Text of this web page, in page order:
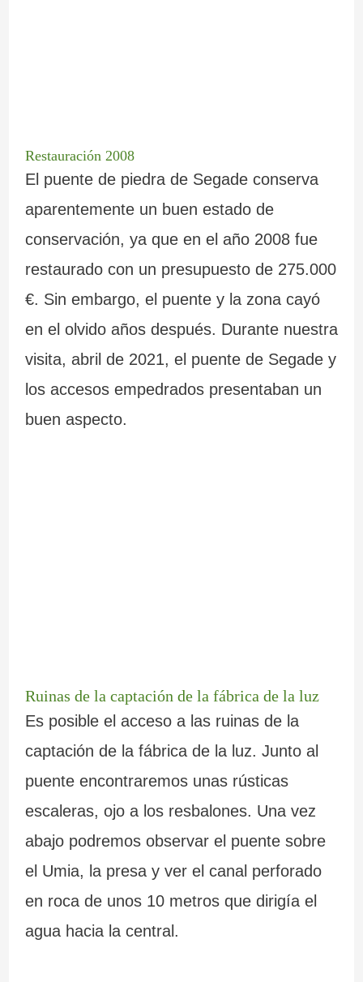
Restauración 2008
El puente de piedra de Segade conserva
aparentemente un buen estado de
conservación, ya que en el año 2008 fue
restaurado con un presupuesto de 275.000
€. Sin embargo, el puente y la zona cayó
en el olvido años después. Durante nuestra
visita, abril de 2021, el puente de Segade y
los accesos empedrados presentaban un
buen aspecto.
Ruinas de la captación de la fábrica de la luz
Es posible el acceso a las ruinas de la
captación de la fábrica de la luz. Junto al
puente encontraremos unas rústicas
escaleras, ojo a los resbalones. Una vez
abajo podremos observar el puente sobre
el Umia, la presa y ver el canal perforado
en roca de unos 10 metros que dirigía el
agua hacia la central.